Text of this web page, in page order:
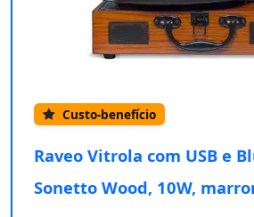
Custo-benefício
Raveo Vitrola com USB e
Sonetto Wood, 10W,